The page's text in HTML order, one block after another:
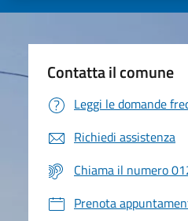
Contatta il comune
Leggi le domande
Richiedi assistenza
Chiama il numero
Prenota